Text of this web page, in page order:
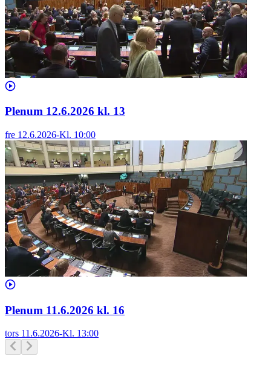
Plenum 12.6.2026 kl. 13
fre 12.6.2026-Kl. 10:00
Plenum 11.6.2026 kl. 16
tors 11.6.2026-Kl. 13:00